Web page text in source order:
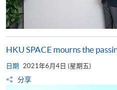
HKU SPACE mourns the
日期 2021年6月4日 (星期五)
分享